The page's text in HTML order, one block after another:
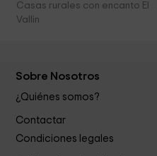
Casas rurales con encanto El
Vallin
Sobre Nosotros
¿Quiénes somos?
Contactar
Condiciones legales